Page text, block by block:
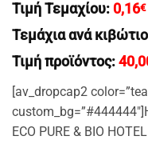
Τιμή Τεμαχίου: 0,16€
Τεμάχια ανά
Τιμή προϊόντος:
[av_dropcap2
ECO PURE & BIO